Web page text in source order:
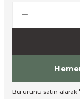
Işık Setleri
Bu ürünü satın alarak